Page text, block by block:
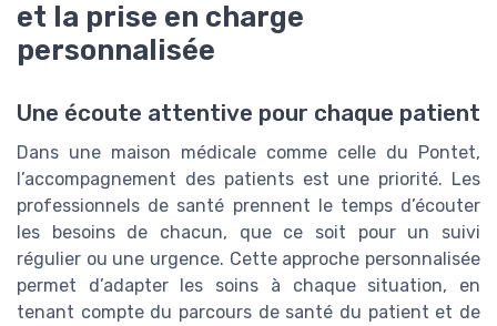
et la prise en charge
personnalisée
Une écoute attentive pour chaque patient
Dans une maison médicale comme celle du Pontet,
l’accompagnement des patients est une priorité. Les
professionnels de santé prennent le temps d’écouter
les besoins de chacun, que ce soit pour un suivi
régulier ou une urgence. Cette approche personnalisée
permet d’adapter les soins à chaque situation, en
tenant compte du parcours de santé du patient et de